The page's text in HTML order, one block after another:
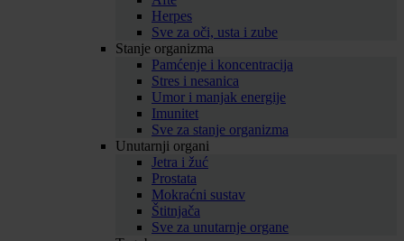
Herpes
Sve za oči, usta i zube
Stanje organizma
Pamćenje i koncentracija
Stres i nesanica
Umor i manjak energije
Imunitet
Sve za stanje organizma
Unutarnji organi
Jetra i žuć
Prostata
Mokraćni sustav
Štitnjača
Sve za unutarnje organe